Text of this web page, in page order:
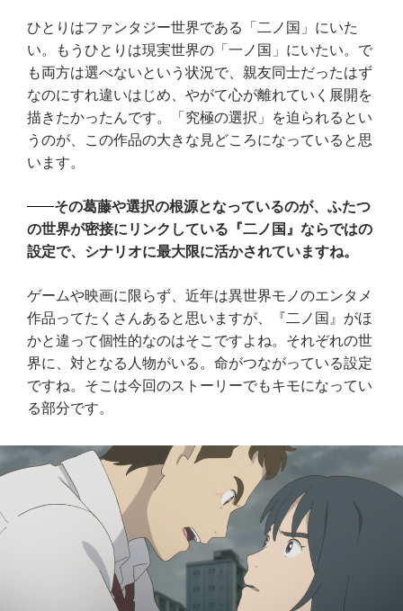
ひとりはファンタジー世界である「二ノ国」にいた
い。もうひとりは現実世界の「一ノ国」にいたい。で
も両方は選べないという状況で、親友同士だったはず
なのにすれ違いはじめ、やがて心が離れていく展開を
描きたかったんです。「究極の選択」を迫られるとい
うのが、この作品の大きな見どころになっていると思
います。
その葛藤や選択の根源となっているのが、ふたつ
の世界が密接にリンクしている『二ノ国』ならではの
設定で、シナリオに最大限に活かされていますね。
ゲームや映画に限らず、近年は異世界モノのエンタメ
作品ってたくさんあると思いますが、『二ノ国』がほ
かと違って個性的なのはそこですよね。それぞれの世
界に、対となる人物がいる。命がつながっている設定
ですね。そこは今回のストーリーでもキモになってい
る部分です。